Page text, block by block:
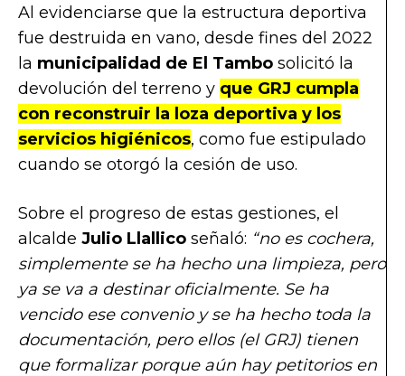
Al evidenciarse que la estructura deportiva
fue destruida en vano, desde fines del 2022
la municipalidad de El Tambo solicitó la
devolución del terreno y que GRJ cumpla
con reconstruir la loza deportiva y los
servicios higiénicos, como fue estipulado
cuando se otorgó la cesión de uso.
Sobre el progreso de estas gestiones, el
alcalde Julio Llallico señaló: “no es cochera,
simplemente se ha hecho una limpieza, pero
ya se va a destinar oficialmente. Se ha
vencido ese convenio y se ha hecho toda la
documentación, pero ellos (el GRJ) tienen
que formalizar porque aún hay petitorios en